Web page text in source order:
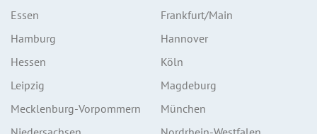
Essen
Frankfurt/Main
Hamburg
Hannover
Hessen
Köln
Leipzig
Magdeburg
Mecklenburg-Vorpommern
München